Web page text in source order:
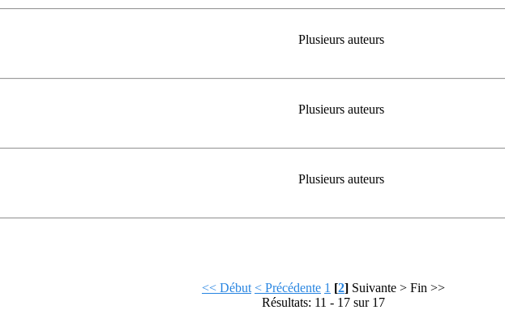
Plusieurs auteurs
Plusieurs auteurs
Plusieurs auteurs
<< Début < Précédente 1 [2] Suivante > Fin >>
Résultats: 11 - 17 sur 17